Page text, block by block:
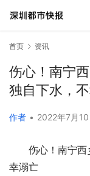
首页 资讯
伤心！南宁
独自下水，
作者 • 2022年7月
伤心！南宁
幸溺亡